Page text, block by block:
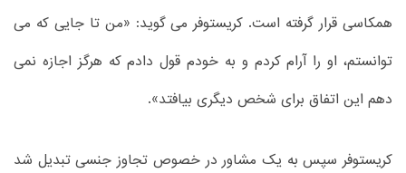
همکاسی قرار گرفته است. کریستوفر می گوید: «من تا جایی که می
توانستم، او را آرام کردم و به خودم قول دادم که هرگز اجازه نمی
دهم این اتفاق برای شخص دیگری بیافتد».
کریستوفر سپس به یک مشاور در خصوص تجاوز جنسی تبدیل شد